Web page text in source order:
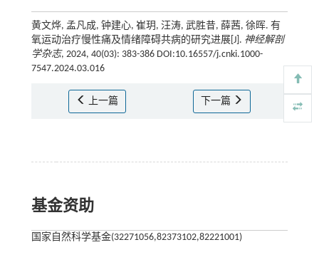
黄文烨, 孟凡成, 钟建心, 崔玥, 汪涛, 武胜昔, 薛茜, 徐晖. 有
氧运动治疗慢性痛及情绪障碍共病的研究进展[J]. 神经解剖
学杂志, 2024, 40(03): 383-386 DOI:10.16557/j.cnki.1000-
7547.2024.03.016
上一篇 下一篇
基金资助
国家自然科学基金(32271056,82373102,82221001)